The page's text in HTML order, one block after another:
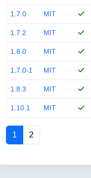
1.7.0 MIT
1.7.2 MIT
1.8.0 MIT
1.7.0-1 MIT
1.8.3 MIT
1.10.1 MIT
1 2